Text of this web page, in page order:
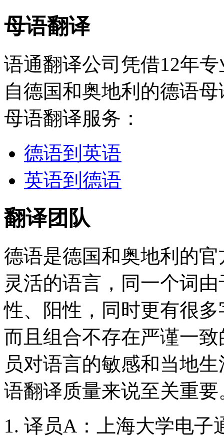
母语翻译
语通翻译公司凭借12年
自德国和奥地利的德语
母语翻译服务：
德语到英语
英语到德语
翻译团队
德语是德国和奥地利的
灵活的语言，同一个词
性、阳性，同时更有很
而且组合不存在严谨一
员对语言的敏感和当地
语翻译质量来说至关重
译员A：上海大学电子